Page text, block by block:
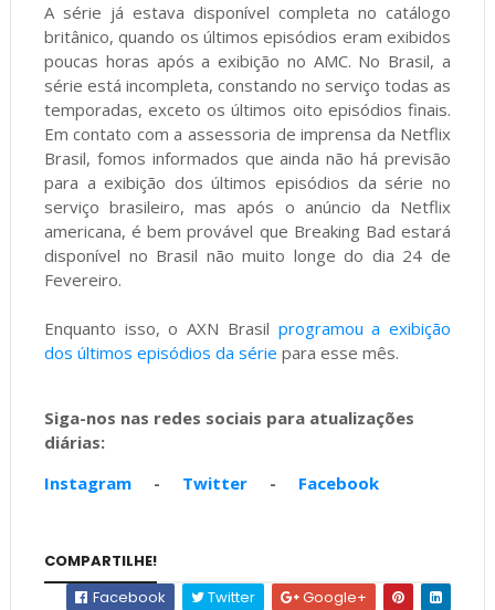
A série já estava disponível completa no catálogo
britânico, quando os últimos episódios eram exibidos
poucas horas após a exibição no AMC. No Brasil, a
série está incompleta, constando no serviço todas as
temporadas, exceto os últimos oito episódios finais.
Em contato com a assessoria de imprensa da Netflix
Brasil, fomos informados que ainda não há previsão
para a exibição dos últimos episódios da série no
serviço brasileiro, mas após o anúncio da Netflix
americana, é bem provável que Breaking Bad estará
disponível no Brasil não muito longe do dia 24 de
Fevereiro.
Enquanto isso, o AXN Brasil programou a exibição
dos últimos episódios da série para esse mês.
Siga-nos nas redes sociais para atualizações
diárias:
Instagram- Twitter- Facebook
COMPARTILHE!
Facebook
Twitter Google+